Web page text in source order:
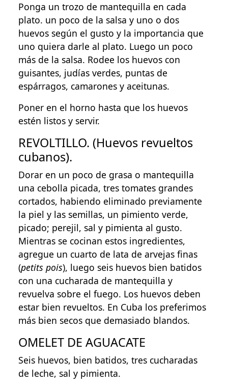
Ponga un trozo de mantequilla en cada
plato. un poco de la salsa y uno o dos
huevos según el gusto y la importancia que
uno quiera darle al plato. Luego un poco
más de la salsa. Rodee los huevos con
guisantes, judías verdes, puntas de
espárragos, camarones y aceitunas.
Poner en el horno hasta que los huevos
estén listos y servir.
REVOLTILLO. (Huevos revueltos
cubanos).
Dorar en un poco de grasa o mantequilla
una cebolla picada, tres tomates grandes
cortados, habiendo eliminado previamente
la piel y las semillas, un pimiento verde,
picado; perejil, sal y pimienta al gusto.
Mientras se cocinan estos ingredientes,
agregue un cuarto de lata de arvejas finas
(petits pois), luego seis huevos bien batidos
con una cucharada de mantequilla y
revuelva sobre el fuego. Los huevos deben
estar bien revueltos. En Cuba los preferimos
más bien secos que demasiado blandos.
OMELET DE AGUACATE
Seis huevos, bien batidos, tres cucharadas
de leche, sal y pimienta.